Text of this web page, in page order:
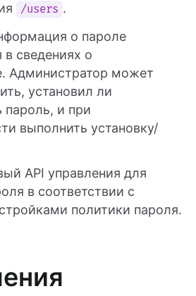
/users .
о пароле
в сведениях о
Администратор может
установил ли
пароль, и при
выполнить установку/
API управления для
в соответствии с
политики пароля.